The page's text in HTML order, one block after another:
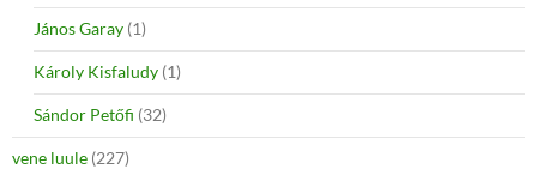
János Garay (1)
Károly Kisfaludy (1)
Sándor Petőfi (32)
vene luule (227)